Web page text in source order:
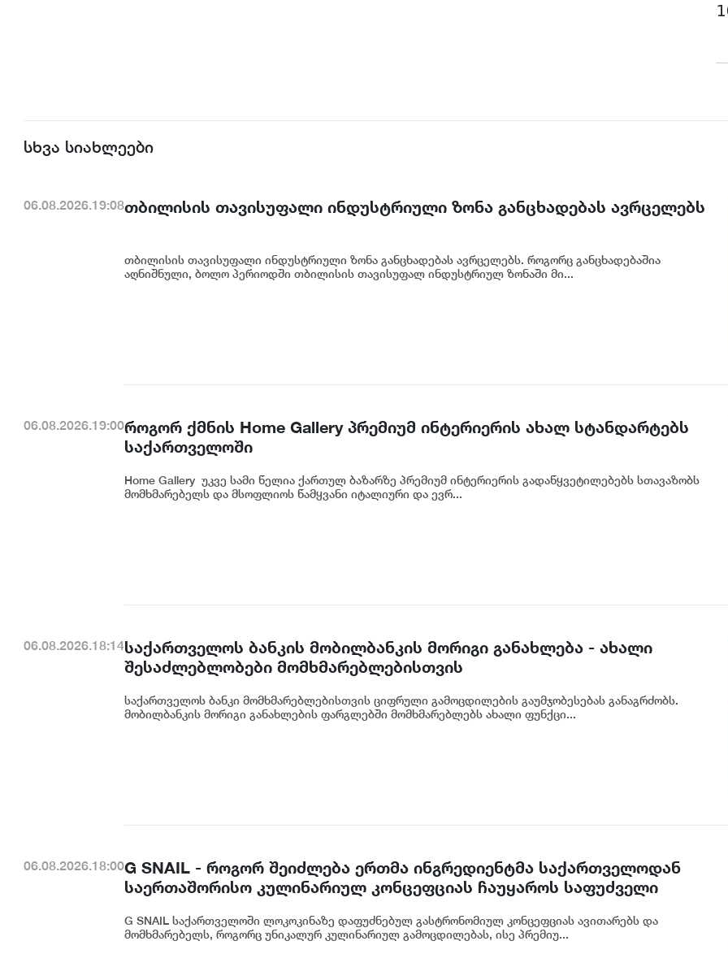
სხვა სიახლეები
06.08.2026.19:08თბილისის თავისუფალი ინდუსტრიული ზონა განცხადებას ავრცელებს
თბილისის თავისუფალი ინდუსტრიული ზონა განცხადებას ავრცელებს. როგორც განცხადებაშია
აღნიშნული, ბოლო პერიოდში თბილისის თავისუფალ ინდუსტრიულ ზონაში მი...
06.08.2026.19:00როგორ ქმნის Home Gallery პრემიუმ ინტერიერის ახალ სტანდარტებს
საქართველოში
Home Gallery უკვე სამი წელია ქართულ ბაზარზე პრემიუმ ინტერიერის გადაწყვეტილებებს სთავაზობს
მომხმარებელს და მსოფლიოს წამყვანი იტალიური და ევრ...
06.08.2026.18:14საქართველოს ბანკის მობილბანკის მორიგი განახლება - ახალი
შესაძლებლობები მომხმარებლებისთვის
საქართველოს ბანკი მომხმარებლებისთვის ციფრული გამოცდილების გაუმჯობესებას განაგრძობს.
მობილბანკის მორიგი განახლების ფარგლებში მომხმარებლებს ახალი ფუნქცი...
06.08.2026.18:00G SNAIL - როგორ შეიძლება ერთმა ინგრედიენტმა საქართველოდან
საერთაშორისო კულინარიულ კონცეფციას ჩაუყაროს საფუძველი
G SNAIL საქართველოში ლოკოკინაზე დაფუძნებულ გასტრონომიულ კონცეფციას ავითარებს და
მომხმარებელს, როგორც უნიკალურ კულინარიულ გამოცდილებას, ისე პრემიუ...